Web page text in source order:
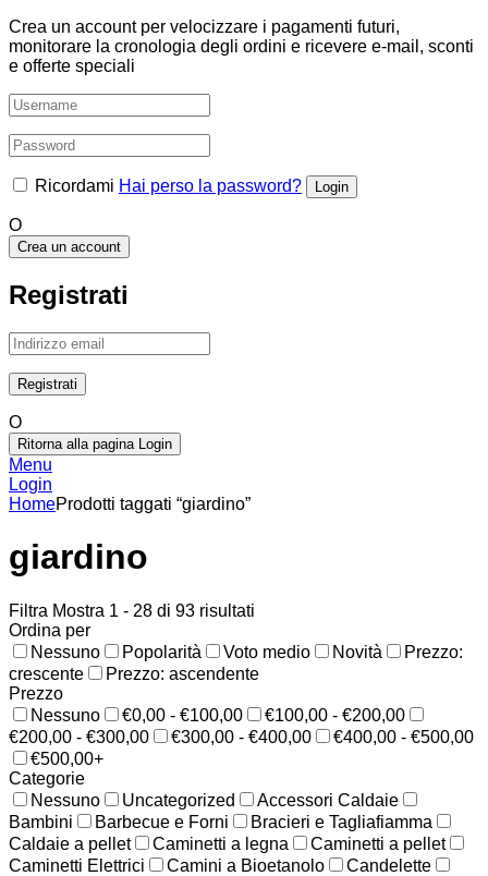
Crea un account per velocizzare i pagamenti futuri,
monitorare la cronologia degli ordini e ricevere e-mail, sconti
e offerte speciali
Ricordami Hai perso la password?
O
Crea un account
Registrati
O
Ritorna alla pagina Login
Menu
Login
HomeProdotti taggati “giardino”
giardino
Filtra Mostra 1 - 28 di 93 risultati
Ordina per
Nessuno
Popolarità Voto medio Novità
Prezzo:
crescente
Prezzo: ascendente
Prezzo
Nessuno
€0,00 - €100,00
€100,00 - €200,00
€200,00 - €300,00
€300,00 - €400,00
€400,00 - €500,00
€500,00+
Categorie
Nessuno
Uncategorized
Accessori Caldaie
Bambini
Barbecue e Forni
Bracieri e Tagliafiamma
Caldaie a pellet
Caminetti a legna
Caminetti a pellet
Caminetti Elettrici
Camini a Bioetanolo
Candelette